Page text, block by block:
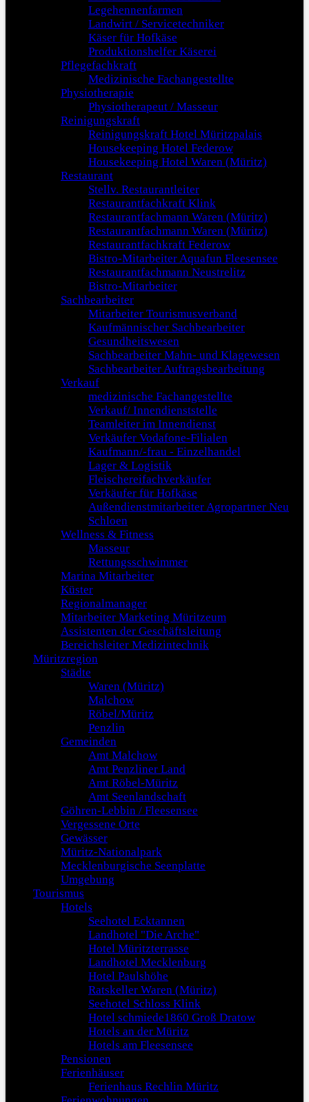
Legehennenfarmen
Landwirt / Servicetechniker
Käser für Hofkäse
Produktionshelfer Käserei
Pflegefachkraft
Medizinische Fachangestellte
Physiotherapie
Physiotherapeut / Masseur
Reinigungskraft
Reinigungskraft Hotel Müritzpalais
Housekeeping Hotel Federow
Housekeeping Hotel Waren (Müritz)
Restaurant
Stellv. Restaurantleiter
Restaurantfachkraft Klink
Restaurantfachmann Waren (Müritz)
Restaurantfachmann Waren (Müritz)
Restaurantfachkraft Federow
Bistro-Mitarbeiter Aquafun Fleesensee
Restaurantfachmann Neustrelitz
Bistro-Mitarbeiter
Sachbearbeiter
Mitarbeiter Tourismusverband
Kaufmännischer Sachbearbeiter
Gesundheitswesen
Sachbearbeiter Mahn- und Klagewesen
Sachbearbeiter Auftragsbearbeitung
Verkauf
medizinische Fachangestellte
Verkauf/ Innendienststelle
Teamleiter im Innendienst
Verkäufer Vodafone-Filialen
Kaufmann/-frau - Einzelhandel
Lager & Logistik
Fleischereifachverkäufer
Verkäufer für Hofkäse
Außendienstmitarbeiter Agropartner Neu
Schloen
Wellness & Fitness
Masseur
Rettungsschwimmer
Marina Mitarbeiter
Küster
Regionalmanager
Mitarbeiter Marketing Müritzeum
Assistenten der Geschäftsleitung
Bereichsleiter Medizintechnik
Müritzregion
Städte
Waren (Müritz)
Malchow
Röbel/Müritz
Penzlin
Gemeinden
Amt Malchow
Amt Penzliner Land
Amt Röbel-Müritz
Amt Seenlandschaft
Göhren-Lebbin / Fleesensee
Vergessene Orte
Gewässer
Müritz-Nationalpark
Mecklenburgische Seenplatte
Umgebung
Tourismus
Hotels
Seehotel Ecktannen
Landhotel "Die Arche"
Hotel Müritzterrasse
Landhotel Mecklenburg
Hotel Paulshöhe
Ratskeller Waren (Müritz)
Seehotel Schloss Klink
Hotel schmiede1860 Groß Dratow
Hotels an der Müritz
Hotels am Fleesensee
Pensionen
Ferienhäuser
Ferienhaus Rechlin Müritz